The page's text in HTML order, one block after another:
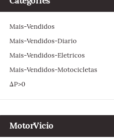
Mais-Vendidos
Mais-Vendidos-Diario
Mais-Vendidos-Eletricos
Mais-Vendidos-Motocicletas
ΔP>0
MotorVicio